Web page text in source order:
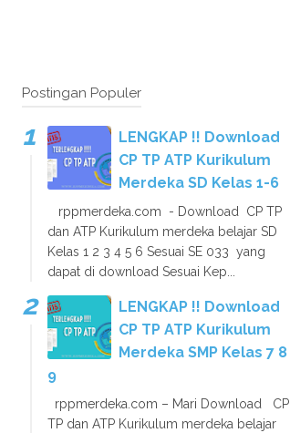
Postingan Populer
LENGKAP !! Download
CP TP ATP Kurikulum
Merdeka SD Kelas 1-6
rppmerdeka.com - Download CP TP
dan ATP Kurikulum merdeka belajar SD
Kelas 1 2 3 4 5 6 Sesuai SE 033 yang
dapat di download Sesuai Kep...
LENGKAP !! Download
CP TP ATP Kurikulum
Merdeka SMP Kelas 7 8
9
rppmerdeka.com – Mari Download CP
TP dan ATP Kurikulum merdeka belajar